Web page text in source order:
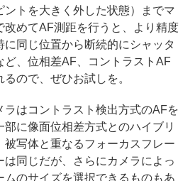
ントを大きく外した状態）までマ
改めてAF測距を行うと、より精度
に同じ位置から断続的にシャッタ
ど、位相差AF、コントラストAF
ので、ぜひお試しを。
ラはコントラスト検出方式のAFを
部に像面位相差方式とのハイブリ
被写体と重なるフォーカスフレー
は同じだが、さらにカメラによっ
ムのサイズを選択できるものもあ